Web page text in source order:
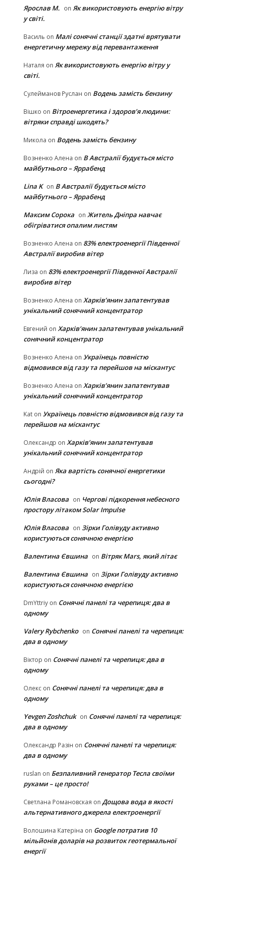
Ярослав М. on Як використовують енергію вітру
у світі.
Василь on Малі сонячні станції здатні врятувати
енергетичну мережу від перевантаження
Наталя on Як використовують енергію вітру у
світі.
Сулейманов Руслан on Водень замість бензину
Вішко on Вітроенергетика і здоров’я людини:
вітряки cправді шкодять?
Микола on Водень замість бензину
Возненко Алена on В Австралії будується місто
майбутнього – Яррабенд
Lina K on В Австралії будується місто
майбутнього – Яррабенд
Максим Сорока on Житель Дніпра навчає
обігріватися опалим листям
Возненко Алена on 83% електроенергії Південної
Австралії виробив вітер
Лиза on 83% електроенергії Південної Австралії
виробив вітер
Возненко Алена on Харків’янин запатентував
унікальний сонячний концентратор
Евгений on Харків’янин запатентував унікальний
сонячний концентратор
Возненко Алена on Українець повністю
відмовився від газу та перейшов на міскантус
Возненко Алена on Харків’янин запатентував
унікальний сонячний концентратор
Kat on Українець повністю відмовився від газу та
перейшов на міскантус
Олександр on Харків’янин запатентував
унікальний сонячний концентратор
Андрій on Яка вартість сонячної енергетики
сьогодні?
Юлія Власова on Чергові підкорення небесного
простору літаком Solar Impulse
Юлія Власова on Зірки Голівуду активно
користуються сонячною енергією
Валентина Євшина on Вітряк Mars, який літає
Валентина Євшина on Зірки Голівуду активно
користуються сонячною енергією
DmYttriy on Сонячні панелі та черепиця: два в
одному
Valery Rybchenko on Сонячні панелі та черепиця:
два в одному
Віктор on Сонячні панелі та черепиця: два в
одному
Олекс on Сонячні панелі та черепиця: два в
одному
Yevgen Zoshchuk on Сонячні панелі та черепиця:
два в одному
Олександр Разін on Сонячні панелі та черепиця:
два в одному
ruslan on Безпаливний генератор Тесла своїми
руками – це просто!
Светлана Романовская on Дощова вода в якості
альтернативного джерела електроенергії
Волошина Катеріна on Google потратив 10
мільйонів доларів на розвиток геотермальної
енергії